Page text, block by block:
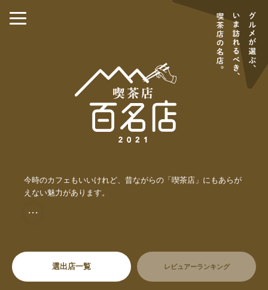
今時のカフェもいいけれど、昔ながらの「喫茶店」にもあらが
えない魅力があります。
・・・
選出店一覧 レビュアーランキング